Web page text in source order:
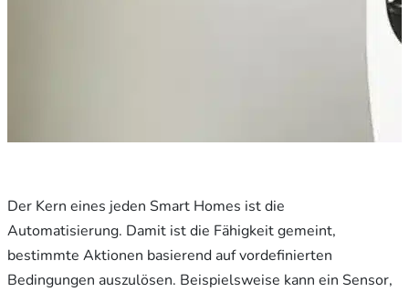
Der Kern eines jeden Smart Homes ist die
Automatisierung. Damit ist die Fähigkeit gemeint,
bestimmte Aktionen basierend auf vordefinierten
Bedingungen auszulösen. Beispielsweise kann ein Sensor,